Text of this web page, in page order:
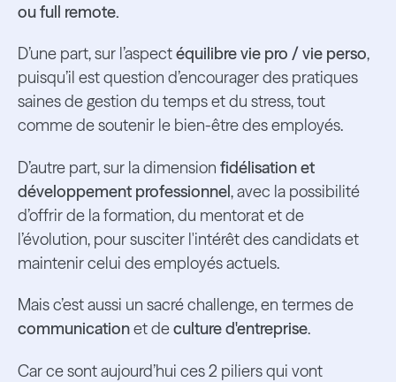
ou full remote.
D’une part, sur l’aspectéquilibre vie pro / vie perso,
puisqu’il est question d’encourager des pratiques
saines de gestion du temps et du stress, tout
comme de soutenir le bien-être des employés.
D’autre part, sur la dimension fidélisation et
développement professionnel, avec la possibilité
d’offrir de la formation, du mentorat et de
l’évolution, pour susciter l'intérêt des candidats et
maintenir celui des employés actuels.
Mais c’est aussi un sacré challenge, en termes de
communicationet deculture d'entreprise.
Car ce sont aujourd’hui ces 2 piliers qui vont